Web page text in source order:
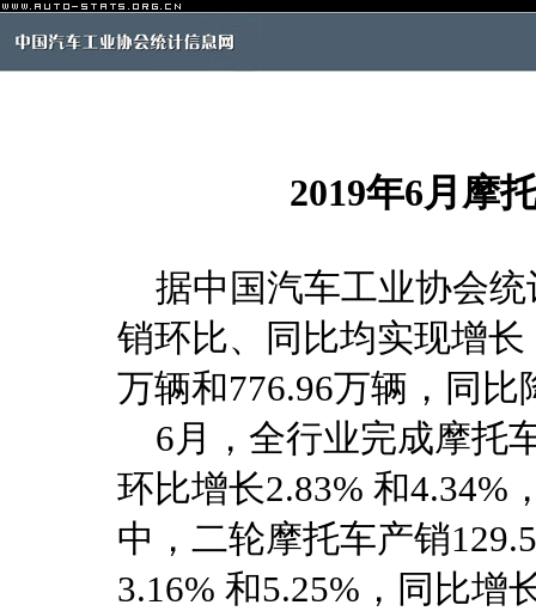
2019年6月摩
据中国汽车工业协会统
销环比、同比均实现增
万辆和776.96万辆，同比
6月，全行业完成摩托
环比增长2.83% 和4.34%
中，二轮摩托车产销
3.16% 和5.25%，同比增